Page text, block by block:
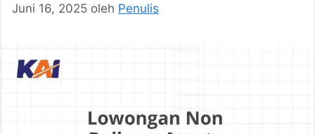
Juni 16, 2025 oleh Penulis